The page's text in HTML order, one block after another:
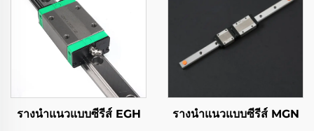
รางนำแนวแบบซีรีส์ EGH รางนำแนวแบบซีรีส์ MGN